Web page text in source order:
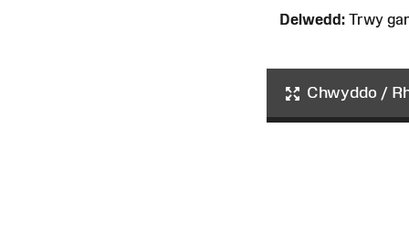
Delwedd: Trwy
Chwyddo /